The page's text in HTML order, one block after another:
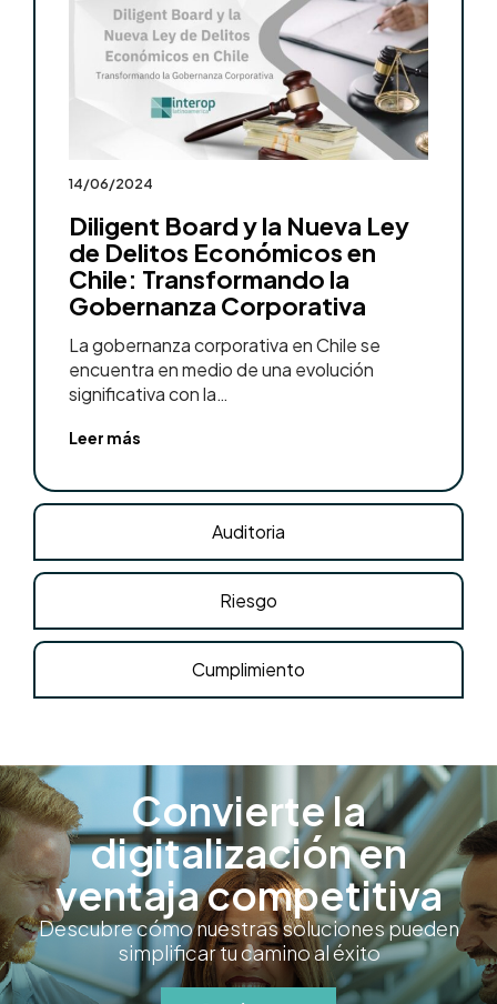
Auditoria
Riesgo
Cumplimiento
14/06/2024
Diligent Board y la Nueva Ley
de Delitos Económicos en
Chile: Transformando la
Gobernanza Corporativa
La gobernanza corporativa en Chile se
encuentra en medio de una evolución
significativa con la…
Leer más
Convierte la
digitalización en
ventaja competitiva
Descubre cómo nuestras soluciones pueden
simplificar tu camino al éxito